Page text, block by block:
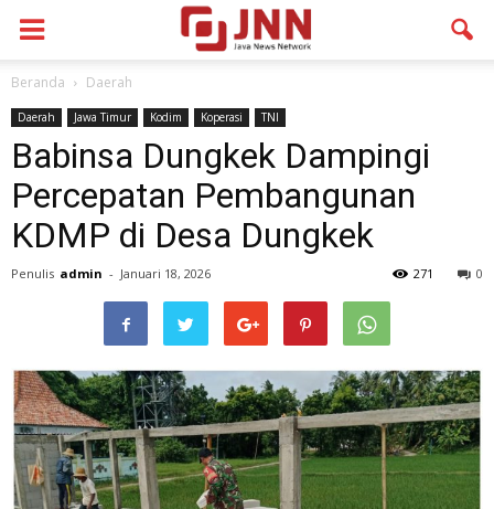
Beranda Daerah
Daerah Jawa Timur Kodim Koperasi TNI
Babinsa Dungkek Dampingi
Percepatan Pembangunan
KDMP di Desa Dungkek
Penulis admin - Januari 18, 2026 0
271